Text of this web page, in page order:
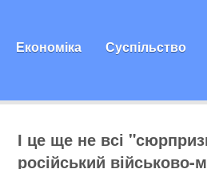
Економіка Суспільство
І це ще не всі
російський